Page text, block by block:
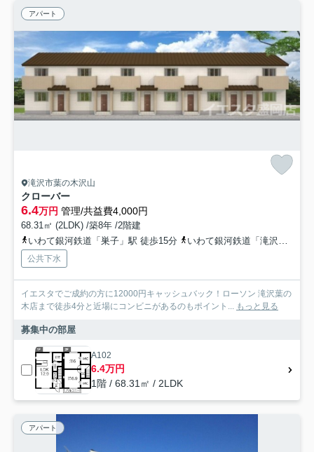
アパート
滝沢市葉の木沢山
クローバー
6.4万円 管理/共益費4,000円
68.31㎡ (2LDK) /築8年 /2階建
いわて銀河鉄道「巣子」駅 徒歩15分
いわて銀河鉄道「滝沢」駅 徒歩41分
公共下水
イエスタでご成約の方に12000円キャッシュバック！ローソン 滝沢葉の
木店まで徒歩4分と近場にコンビニがあるのもポイント... もっと見る
募集中の部屋
A102
6.4万円
1階 / 68.31㎡ / 2LDK
アパート